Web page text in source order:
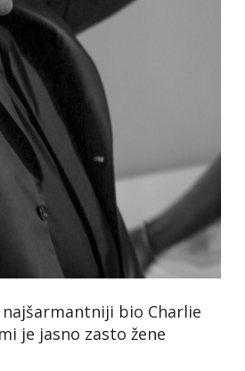
bio Charlie
je jasno zasto žene